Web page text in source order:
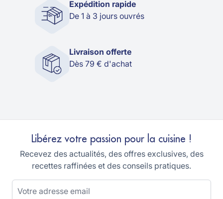
Expédition rapide
De 1 à 3 jours ouvrés
Livraison offerte
Dès 79 € d'achat
Libérez votre passion pour la cuisine !
Recevez des actualités, des offres exclusives, des
recettes raffinées et des conseils pratiques.
Adresse email